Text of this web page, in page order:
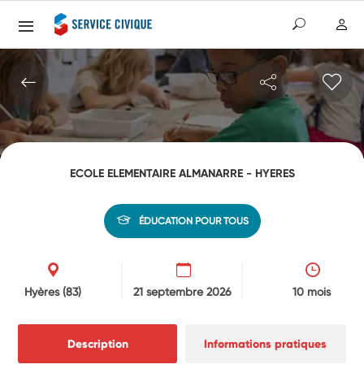
ECOLE ELEMENTAIRE ALMANARRE - HYERES
ÉDUCATION POUR TOUS
Hyères(83) 21 septembre 2026 10 mois
Description Informations pratiques